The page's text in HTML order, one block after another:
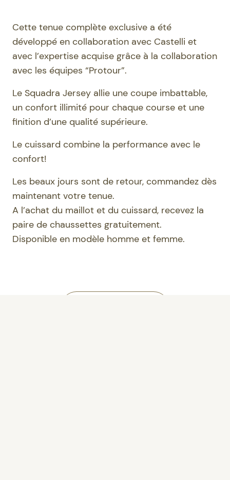
Cette tenue complète exclusive a été
développé en collaboration avec Castelli et
avec l’expertise acquise grâce à la collaboration
avec les équipes “Protour”.
Le Squadra Jersey allie une coupe imbattable,
un confort illimité pour chaque course et une
finition d’une qualité supérieure.
Le cuissard combine la performance avec le
confort!
Les beaux jours sont de retour, commandez dès
maintenant votre tenue.
A l’achat du maillot et du cuissard, recevez la
paire de chaussettes gratuitement.
Disponible en modèle homme et femme.